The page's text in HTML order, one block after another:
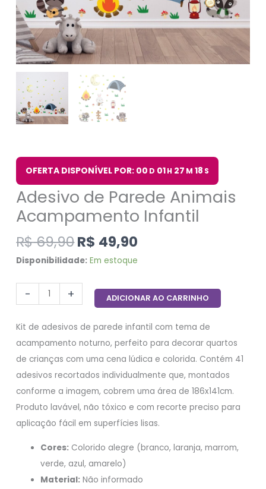
OFERTA DISPONÍVEL POR: 00 D 01H 27 M 17 S
Adesivo de Parede Animais
Acampamento Infantil
R$69,90R$ 49,90
Disponibilidade: Em estoque
- + ADICIONAR AO CARRINHO
Kit de adesivos de parede infantil com tema de
acampamento noturno, perfeito para decorar quartos
de crianças com uma cena lúdica e colorida. Contém 41
adesivos recortados individualmente que, montados
conforme a imagem, cobrem uma área de 186x141cm.
Produto lavável, não tóxico e com recorte preciso para
aplicação fácil em superfícies lisas.
Cores: Colorido alegre (branco, laranja, marrom,
verde, azul, amarelo)
Material: Não informado